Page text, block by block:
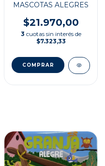
MASCOTAS ALEGRES
$21.970,00
3 cuotas sin interés de
$7.323,33